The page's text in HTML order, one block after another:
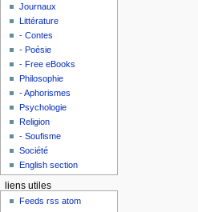
Journaux
Littérature
- Contes
- Poésie
- Free eBooks
Philosophie
- Aphorismes
Psychologie
Religion
- Soufisme
Société
English section
liens utiles
Feeds rss atom